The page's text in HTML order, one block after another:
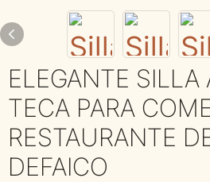
ELEGANTE SILLA
TECA PARA
RESTAURANTE
DEFAICO